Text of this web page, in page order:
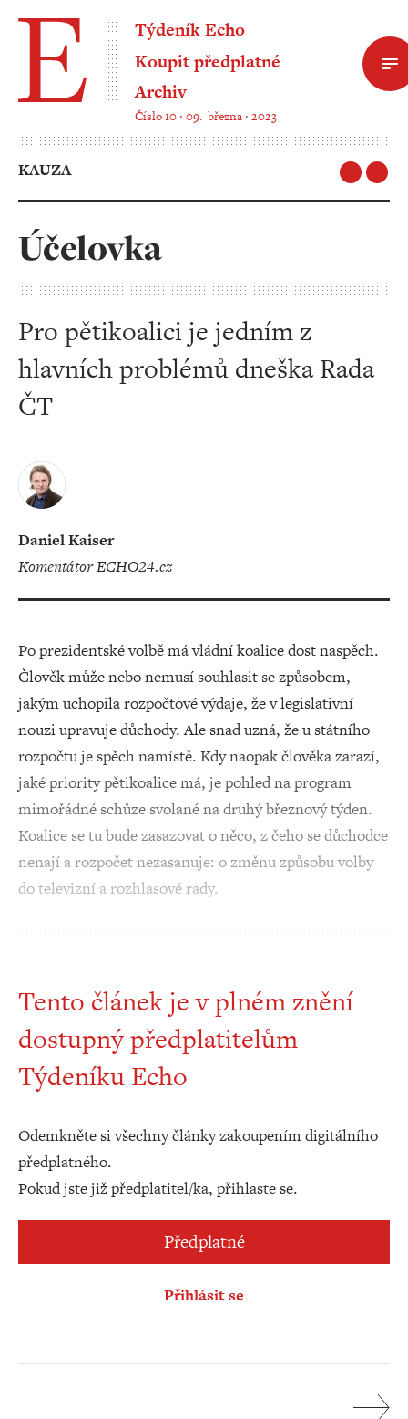
Týdeník Echo
Koupit předplatné
Archiv
Číslo 10 ‧ 09. března ‧ 2023
KAUZA
Účelovka
Pro pětikoalici je jedním z
hlavních problémů dneška Rada
ČT
Daniel Kaiser
komentátor ECHO24.cz
Po prezidentské volbě má vládní koalice dost naspěch.
Člověk může nebo nemusí souhlasit se způsobem,
jakým uchopila rozpočtové výdaje, že v legislativní
nouzi upravuje důchody. Ale snad uzná, že u státního
rozpočtu je spěch namístě. Kdy naopak člověka zarazí,
jaké priority pětikoalice má, je pohled na program
mimořádné schůze svolané na druhý březnový týden.
Koalice se tu bude zasazovat o něco, z čeho se důchodce
nenají a rozpočet nezasanuje: o změnu způsobu volby
do televizní a rozhlasové rady.
Tento článek je v plném znění
dostupný předplatitelům
Týdeníku Echo
Odemkněte si všechny články zakoupením digitálního
předplatného.
Pokud jste již předplatitel/ka, přihlaste se.
Předplatné
Přihlásit se